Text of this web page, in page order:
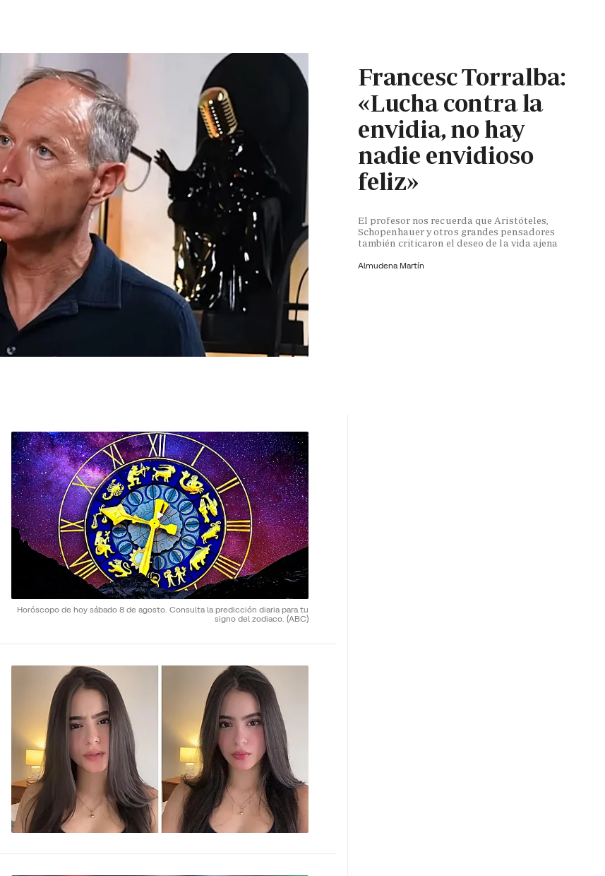
Francesc Torralba:
«Lucha contra la
envidia, no hay
nadie envidioso
feliz»
El profesor nos recuerda que Aristóteles,
Schopenhauer y otros grandes pensadores
también criticaron el deseo de la vida ajena
Almudena Martín
Horóscopo de hoy sábado 8 de agosto. Consulta la predicción diaria para tu
signo del zodiaco. (ABC)